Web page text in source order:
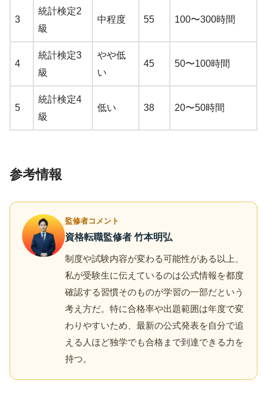
3
統計検定2
級
中程度 55 100〜300時間
4
統計検定3
級
やや低
い
45 50〜100時間
5
統計検定4
級
低い 38 20〜50時間
参考情報
監修者コメント
資格転職監修者 竹本明弘
制度や試験内容が変わる可能性がある以上、
私が受験生に伝えているのは公式情報を都度
確認する習慣そのものが学習の一部だという
考え方だ。特に合格率や出題範囲は年度で変
わりやすいため、最新の公式発表を自分で追
える人ほど独学でも合格まで到達できる力を
持つ。